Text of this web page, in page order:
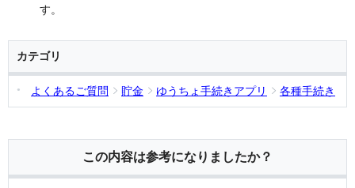
す。
カテゴリ
よくあるご質問 貯金 ゆうちょ手続きアプリ 各種手続き
この内容は参考になりましたか？